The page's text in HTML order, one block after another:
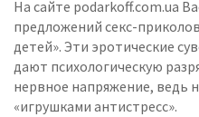
На сайте podarkoff.com.ua
предложений секс-
детей». Эти эротические
дают психологическую
нервное напряжение, ведь
«игрушками антистресс».